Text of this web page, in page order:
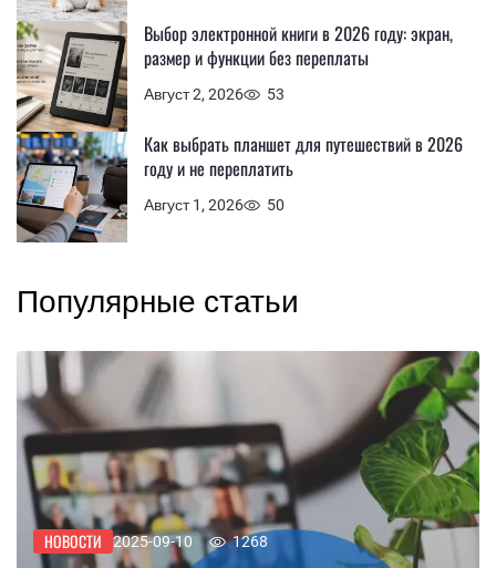
Август 2, 2026 53
Выбор электронной книги в 2026 году: экран,
размер и функции без переплаты
Август 1, 2026 50
Как выбрать планшет для путешествий в 2026
году и не переплатить
Популярные статьи
НОВОСТИ 2025-09-10 1268